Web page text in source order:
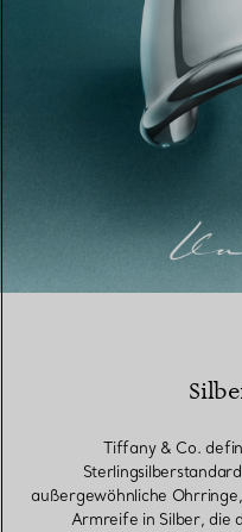
Tiffany & Co.
außergewöhnliche
Armreife in Silber, die